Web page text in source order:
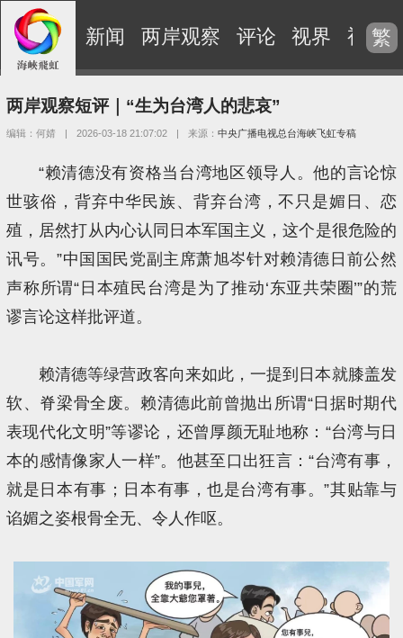
新闻 两岸观察 评论 视界 视频
繁
两岸观察短评｜“生为台湾人的悲哀”
编辑：何婧 | 2026-03-18 21:07:02 | 来源：中央广播电视总台海峡飞虹专稿
“赖清德没有资格当台湾地区领导人。他的言论惊
世骇俗，背弃中华民族、背弃台湾，不只是媚日、恋
殖，居然打从内心认同日本军国主义，这个是很危险的
讯号。”中国国民党副主席萧旭岑针对赖清德日前公然
声称所谓“日本殖民台湾是为了推动‘东亚共荣圈’”的荒
谬言论这样批评道。
赖清德等绿营政客向来如此，一提到日本就膝盖发
软、脊梁骨全废。赖清德此前曾抛出所谓“日据时期代
表现代化文明”等谬论，还曾厚颜无耻地称：“台湾与日
本的感情像家人一样”。他甚至口出狂言：“台湾有事，
就是日本有事；日本有事，也是台湾有事。”其贴靠与
谄媚之姿根骨全无、令人作呕。